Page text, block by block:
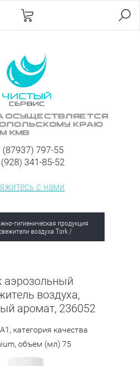
(87937) 797-55
341-85-52
с нами
гигиеническая продукция
воздуха Tork/
аэрозольный
воздуха,
аромат, 236052
категория качества
объем (мл) 75